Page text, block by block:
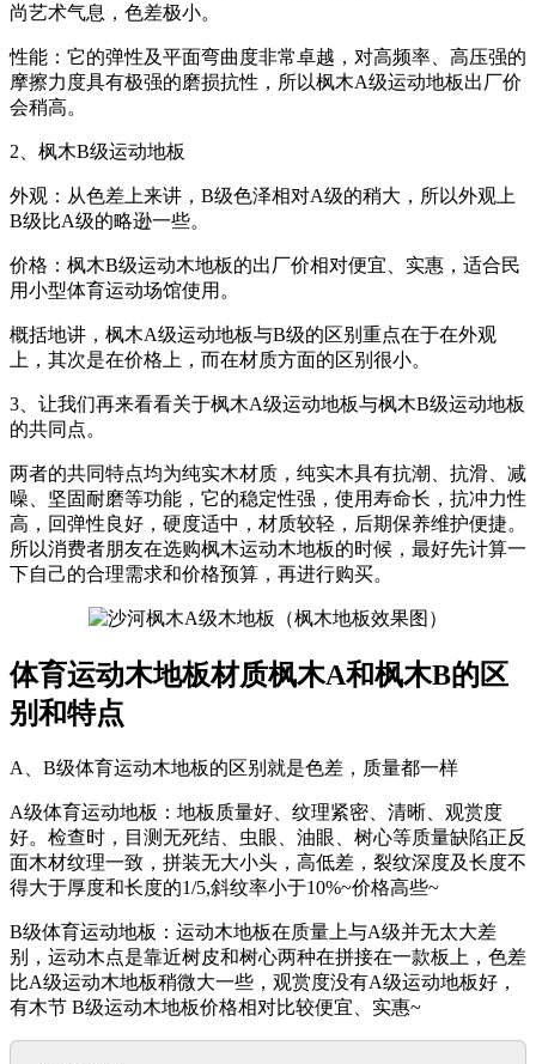
尚艺术气息，色差极小。
性能：它的弹性及平面弯曲度非常卓越，对高频率、高压强的
摩擦力度具有极强的磨损抗性，所以枫木A级运动地板出厂价
会稍高。
2、枫木B级运动地板
外观：从色差上来讲，B级色泽相对A级的稍大，所以外观上
B级比A级的略逊一些。
价格：枫木B级运动木地板的出厂价相对便宜、实惠，适合民
用小型体育运动场馆使用。
概括地讲，枫木A级运动地板与B级的区别重点在于在外观
上，其次是在价格上，而在材质方面的区别很小。
3、让我们再来看看关于枫木A级运动地板与枫木B级运动地板
的共同点。
两者的共同特点均为纯实木材质，纯实木具有抗潮、抗滑、减
噪、坚固耐磨等功能，它的稳定性强，使用寿命长，抗冲力性
高，回弹性良好，硬度适中，材质较轻，后期保养维护便捷。
所以消费者朋友在选购枫木运动木地板的时候，最好先计算一
下自己的合理需求和价格预算，再进行购买。
体育运动木地板材质枫木A和枫木B的区
别和特点
A、B级体育运动木地板的区别就是色差，质量都一样
A级体育运动地板：地板质量好、纹理紧密、清晰、观赏度
好。检查时，目测无死结、虫眼、油眼、树心等质量缺陷正反
面木材纹理一致，拼装无大小头，高低差，裂纹深度及长度不
得大于厚度和长度的1/5,斜纹率小于10%~价格高些~
B级体育运动地板：运动木地板在质量上与A级并无太大差
别，运动木点是靠近树皮和树心两种在拼接在一款板上，色差
比A级运动木地板稍微大一些，观赏度没有A级运动地板好，
有木节 B级运动木地板价格相对比较便宜、实惠~